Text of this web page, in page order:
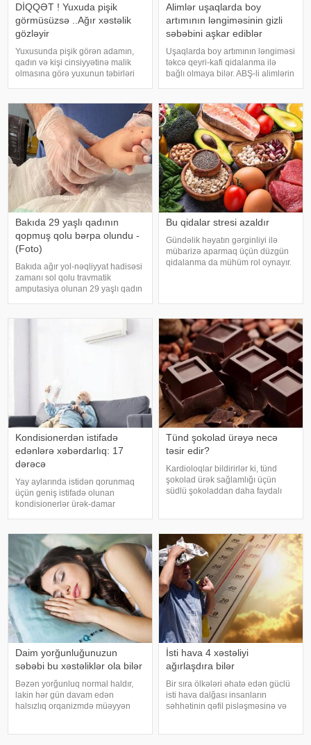
DİQQƏT ! Yuxuda pişik
görmüsüzsə ..Ağır xəstəlik
gözləyir
Yuxusunda pişik görən adamın,
qadın və kişi cinsiyyətinə malik
olmasına görə yuxunun təbirləri
həyatında diqqətsiz bir şəxsiyyətə
sahib olduğu, ətrafındak
Alimlər uşaqlarda boy
artımının ləngiməsinin gizli
səbəbini aşkar ediblər
Uşaqlarda boy artımının ləngiməsi
təkcə qeyri-kafi qidalanma ilə
bağlı olmaya bilər. ABŞ-li alimlərin
bakteriyalar hələ ana bətnində
olarkən körpənin inkişafın
Bakıda 29 yaşlı qadının
qopmuş qolu bərpa olundu -
(Foto)
Bakıda ağır yol-nəqliyyat hadisəsi
zamanı sol qolu travmatik
amputasiya olunan 29 yaşlı qadın
Akademik M.A.Topçubaşov adına
Bu qidalar stresi azaldır
Gündəlik həyatın gərginliyi ilə
mübarizə aparmaq üçün düzgün
qidalanma da mühüm rol oynayır.
bilər
Kondisionerdən istifadə
edənlərə xəbərdarlıq: 17
dərəcə
Yay aylarında istidən qorunmaq
üçün geniş istifadə olunan
kondisionerlər ürək-damar
kardioloqların bildirdiyinə görə,
tərli halda qəfil çox soyuq otağ
Tünd şokolad ürəyə necə
təsir edir?
Kardioloqlar bildirirlər ki, tünd
şokolad ürək sağlamlığı üçün
südlü şokoladdan daha faydalı
maddələrdir. -a istinadən bildirir ki
Daim yorğunluğunuzun
səbəbi bu xəstəliklər ola bilər
Bəzən yorğunluq normal haldır,
lakin hər gün davam edən
halsızlıq orqanizmdə müəyyən
İsti hava 4 xəstəliyi
ağırlaşdıra bilər
Bir sıra ölkələri əhatə edən güclü
isti hava dalğası insanların
səhhətinin qəfil pisləşməsinə və